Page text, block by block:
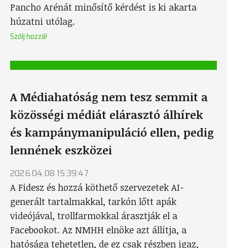
Pancho Arénát minősítő kérdést is ki akarta
húzatni utólag.
Szólj hozzá!
A Médiahatóság nem tesz semmit a
közösségi médiát elárasztó álhírek
és kampánymanipuláció ellen, pedig
lennének eszközei
2026.04.08 15:39:47
A Fidesz és hozzá köthető szervezetek AI-
generált tartalmakkal, tarkón lőtt apák
videójával, trollfarmokkal árasztják el a
Facebookot. Az NMHH elnöke azt állítja, a
hatósága tehetetlen, de ez csak részben igaz,